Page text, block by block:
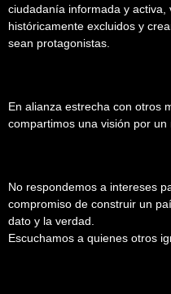
ciudadanía informada y activa,
históricamente excluidos y
sean protagonistas.
En alianza estrecha con otros
compartimos una visión por un
No respondemos a intereses
compromiso de construir un
dato y la verdad.
Escuchamos a quienes otros